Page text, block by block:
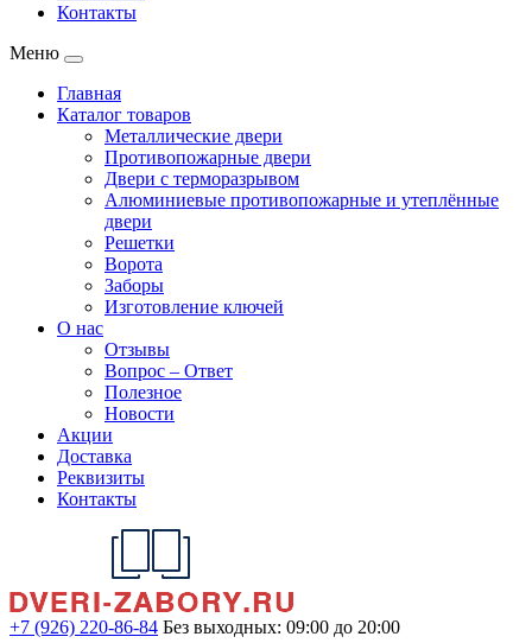
Контакты
Меню
Главная
Каталог товаров
Металлические двери
Противопожарные двери
Двери с терморазрывом
Алюминиевые противопожарные и утеплённые
двери
Решетки
Ворота
Заборы
Изготовление ключей
О нас
Отзывы
Вопрос – Ответ
Полезное
Новости
Акции
Доставка
Реквизиты
Контакты
+7 (926) 220-86-84 Без выходных: 09:00 до 20:00